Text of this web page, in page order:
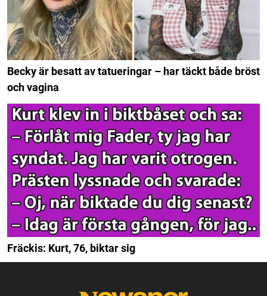
Becky är besatt av tatueringar – har täckt både bröst
och vagina
Fräckis: Kurt, 76, biktar sig